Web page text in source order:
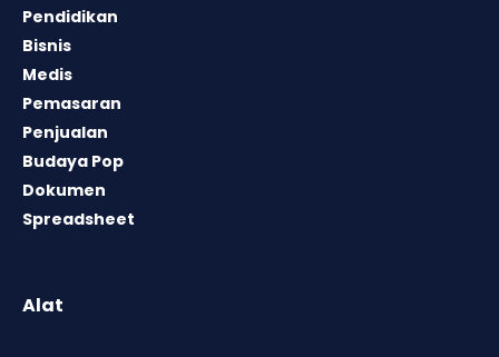
Pendidikan
Bisnis
Medis
Pemasaran
Penjualan
Budaya Pop
Dokumen
Spreadsheet
Alat